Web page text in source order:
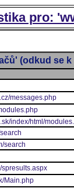
pro:
(odkud se k
messages.php
index/html/
search
spresults.aspx
Main.php